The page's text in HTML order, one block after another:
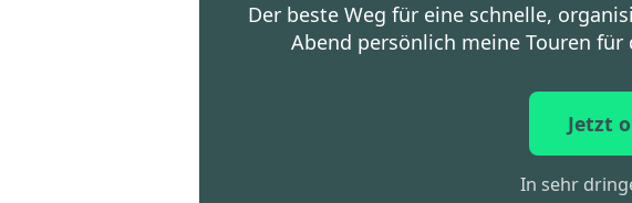
Der beste Weg für eine schnelle,
Abend persönlich meine Touren
Jetzt
In sehr